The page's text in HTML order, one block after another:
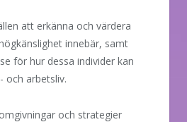
att erkänna och värdera
innebär, samt
för hur dessa individer kan
och arbetsliv.
och strategier